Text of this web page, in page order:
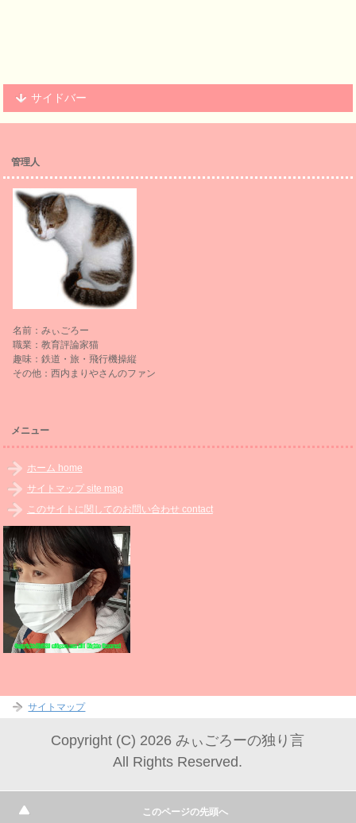
サイドバー
管理人
名前：みぃごろー
職業：教育評論家猫
趣味：鉄道・旅・飛行機操縦
その他：西内まりやさんのファン
メニュー
ホーム home
サイトマップ site map
このサイトに関してのお問い合わせ contact
サイトマップ
Copyright (C) 2026 みぃごろーの独り言
All Rights Reserved.
このページの先頭へ